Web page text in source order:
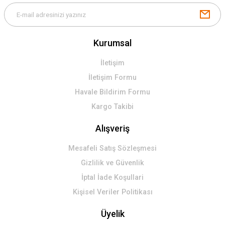
Kurumsal
İletişim
İletişim Formu
Havale Bildirim Formu
Kargo Takibi
Alışveriş
Mesafeli Satış Sözleşmesi
Gizlilik ve Güvenlik
İptal İade Koşullari
Kişisel Veriler Politikası
Üyelik